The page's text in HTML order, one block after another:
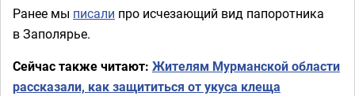
Ранее мы писали про исчезающий вид папоротника
в Заполярье.
Сейчас также читают: Жителям Мурманской области
рассказали, как защититься от укуса клеща